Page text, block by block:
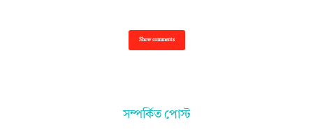
Show comments
সম্পর্কিত পোস্ট